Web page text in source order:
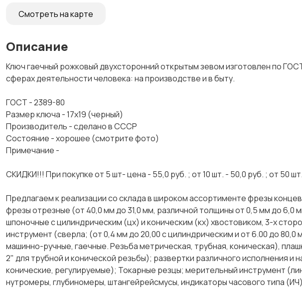
Смотреть на карте
Описание
Ключ гаечный рожковый двухсторонний открытым зевом изготовлен по
сферах деятельности человека: на производстве и в быту.
ГОСТ - 2389-80
Размер ключа - 17х19 (черный)
Производитель - сделано в СССР
Состояние - хорошее (смотрите фото)
Примечание -
СКИДКИ!!! При покупке от 5 шт- цена - 55,0 руб. ; от 10 шт. - 50,0 руб. ; от 50
Предлагаем к реализации со склада в широком ассортименте фрезы
фрезы отрезные (от 40,0 мм до 31,0 мм, различной толщины от 0,5 мм до 6,0
шпоночные с цилиндрическим (цх) и коническим (кх) хвостовиком, 3-х
инструмент (сверла; (от 0,4 мм до 20,00 с цилиндрическим и от 6.00 до
машинно-ручные, гаечные. Резьба метрическая, трубная, коническая),
2" для трубной и конической резьбы); развертки различного исполнения и
конические, регулируемые); Токарные резцы; мерительный инструмент
нутромеры, глубиномеры, штангейрейсмусы, индикаторы часового типа